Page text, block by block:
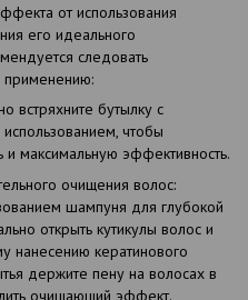
от использования
его идеального
следовать
применению:
встряхните бутылку с
чтобы
и максимальную эффективность.
очищения волос:
шампуня для глубокой
открыть кутикулы волос и
нанесению кератинового
держите пену на волосах в
очищающий эффект.